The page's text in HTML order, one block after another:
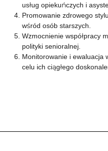
usług opiekuńczych i
Promowanie zdrowego
wśród osób starszych.
Wzmocnienie współpracy
polityki senioralnej.
Monitorowanie i ewaluacja
celu ich ciągłego